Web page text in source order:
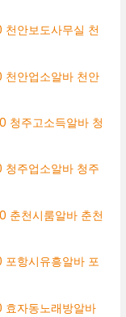
안보도사무실 천
안업소알바 천안
청주고소득알바 청
주업소알바 청주
춘천시룸알바 춘천
항시유흥알바 포
자동노래방알바